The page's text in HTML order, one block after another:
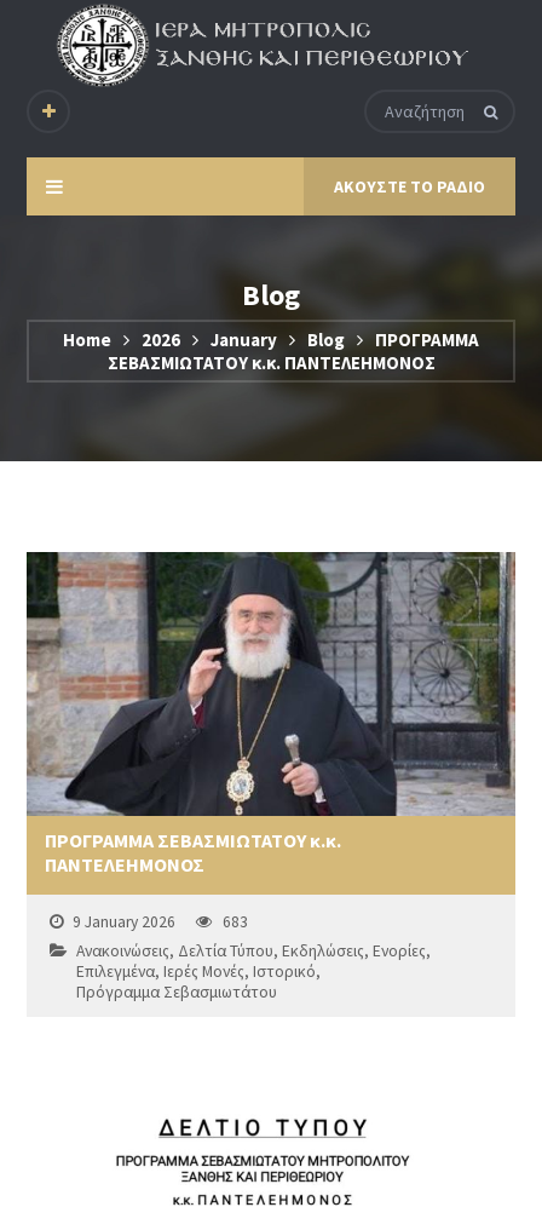
ΑΚΟΥΣΤΕ ΤΟ ΡΑΔΙΟ
Blog
Home 2026 January Blog
ΠΡΟΓΡΑΜΜΑ
ΣΕΒΑΣΜΙΩΤΑΤΟΥ κ.κ. ΠΑΝΤΕΛΕΗΜΟΝΟΣ
ΠΡΟΓΡΑΜΜΑ ΣΕΒΑΣΜΙΩΤΑΤΟΥ κ.κ.
ΠΑΝΤΕΛΕΗΜΟΝΟΣ
9 January 2026
683
Ανακοινώσεις, Δελτία Τύπου,Εκδηλώσεις,Ενορίες,
Επιλεγμένα,Ιερές Μονές,Ιστορικό,
Πρόγραμμα Σεβασμιωτάτου